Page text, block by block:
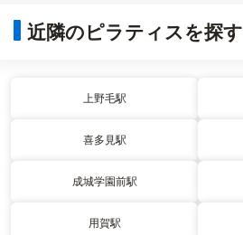
近隣のピラティスを探す
上野毛駅
喜多見駅
成城学園前駅
用賀駅